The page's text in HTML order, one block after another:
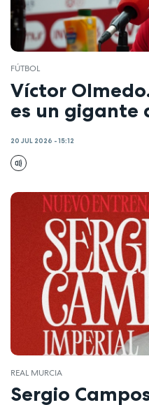
FÚTBOL
Víctor
es un gigante
20 JUL 2026 - 15:12
REAL MURCIA
Sergio